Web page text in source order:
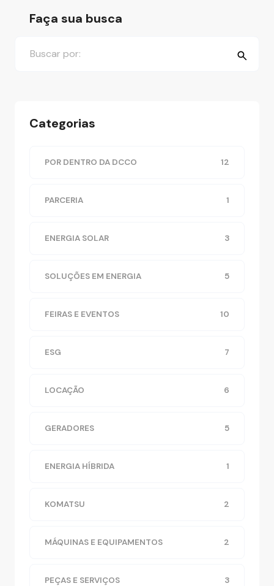
Faça sua busca
Categorias
POR DENTRO DA DCCO 12
PARCERIA 1
ENERGIA SOLAR 3
SOLUÇÕES EM ENERGIA 5
FEIRAS E EVENTOS 10
ESG 7
LOCAÇÃO 6
GERADORES 5
ENERGIA HÍBRIDA 1
KOMATSU 2
MÁQUINAS E EQUIPAMENTOS 2
PEÇAS E SERVIÇOS 3